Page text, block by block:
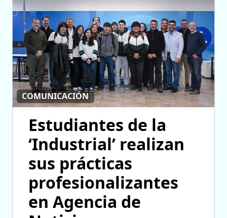
COMUNICACIÓN
Estudiantes de la
‘Industrial’ realizan
sus prácticas
profesionalizantes
en Agencia de